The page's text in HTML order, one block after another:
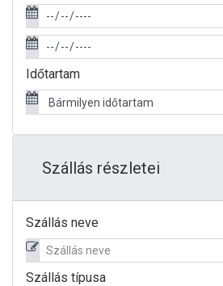
Időtartam
Szállás részletei
Szállás neve
Szállás típusa